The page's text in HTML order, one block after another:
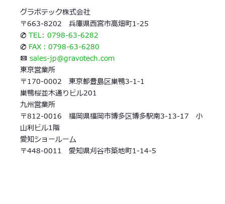
グラボテック株式会社
〒663-8202 兵庫県西宮市高畑町1-25
✆ TEL: 0798-63-6282
✆ FAX：0798-63-6280
✉ sales-jp@gravotech.com
東京営業所
〒170-0002 東京都豊島区巣鴨3-1-1
巣鴨桜並木通りビル201
九州営業所
〒812-0016 福岡県福岡市博多区博多駅南3-13-17 小
山利ビル1階
愛知ショールーム
〒448-0011 愛知県刈谷市築地町1-14-5